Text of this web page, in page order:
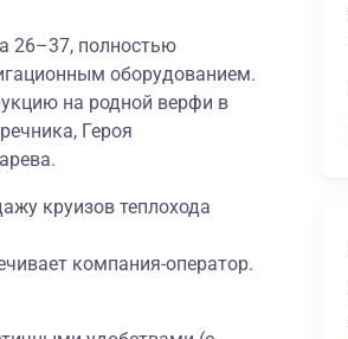
26–37, полностью
оборудованием.
на родной верфи в
Героя
круизов теплохода
компания-оператор.